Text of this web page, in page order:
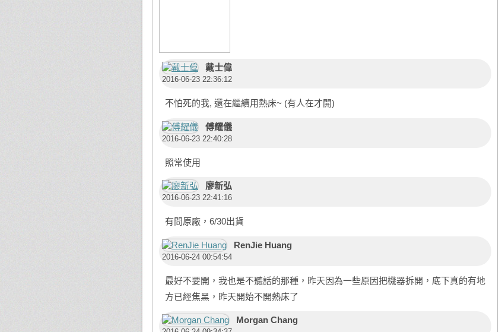
戴士偉
2016-06-23 22:36:12
不怕死的我, 還在繼續用熱床~ (有人在才開)
傅耀儀
2016-06-23 22:40:28
照常使用
廖新弘
2016-06-23 22:41:16
有問原廠，6/30出貨
RenJie Huang
2016-06-24 00:54:54
最好不要開，我也是不聽話的那種，昨天因為一些原因把機器拆開，底下真的有地
方已經焦黑，昨天開始不開熱床了
Morgan Chang